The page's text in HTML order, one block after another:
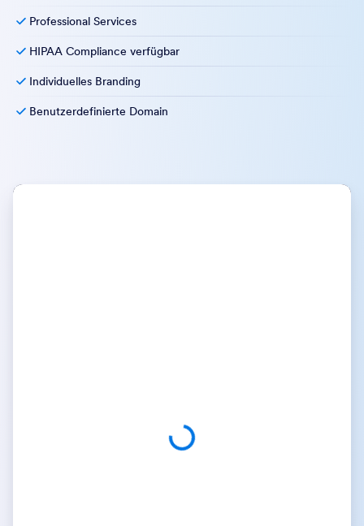
Professional Services
HIPAA Compliance verfügbar
Individuelles Branding
Benutzerdefinierte Domain